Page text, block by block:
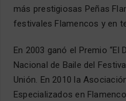
más prestigiosas Peñas
festivales Flamencos y en
En 2003 ganó el Premio “El
Nacional de Baile del
Unión. En 2010 la
Especializados en